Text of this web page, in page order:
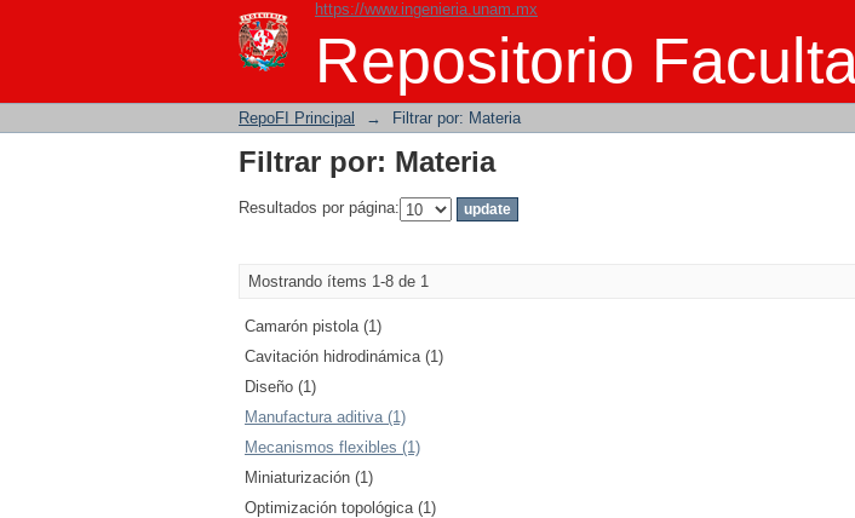
https://www.ingenieria.unam.mx
Repositorio
Filtrar por: Materia
RepoFI Principal → Filtrar por: Materia
Filtrar por: Materia
Resultados por página:
Mostrando ítems 1-8 de 1
Camarón pistola (1)
Cavitación hidrodinámica (1)
Diseño (1)
Manufactura aditiva (1)
Mecanismos flexibles (1)
Miniaturización (1)
Optimización topológica (1)